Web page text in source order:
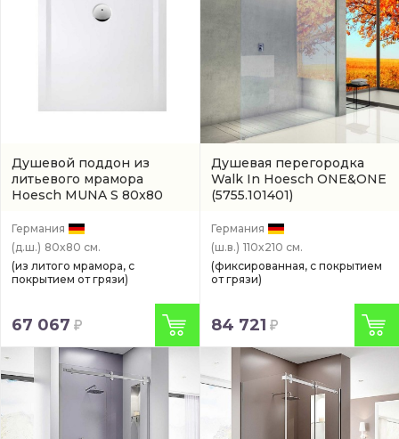
Душевой поддон из
литьевого мрамора
Hoesch MUNA S 80x80
Германия
(д.ш.) 80x80 см.
(из литого мрамора, с
покрытием от грязи)
67 067
Душевая перегородка
Walk In Hoesch ONE&ONE
(5755.101401)
Германия
(ш.в.) 110x210 см.
(фиксированная, с покрытием
от грязи)
84 721